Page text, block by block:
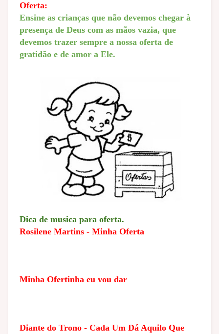
Oferta:
Ensine as crianças que não devemos chegar à
presença de Deus com as mãos vazia, que
devemos trazer sempre a nossa oferta de
gratidão e de amor a Ele.
Dica de musica para oferta.
Rosilene Martins - Minha Oferta
Minha Ofertinha eu vou dar
Diante do Trono - Cada Um Dá Aquilo Que